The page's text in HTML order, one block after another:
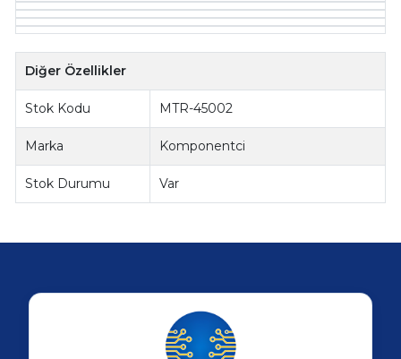
Diğer Özellikler
Stok Kodu MTR-45002
Marka Komponentci
Stok Durumu Var